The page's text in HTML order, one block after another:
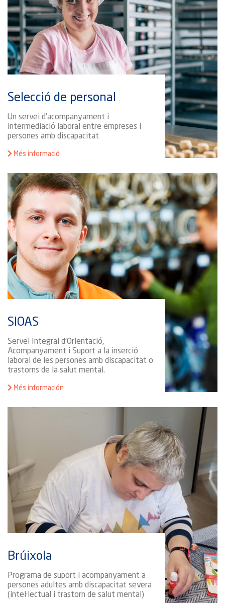
Selecció de personal
Un servei d’acompanyament i
intermediació laboral entre empreses i
persones amb discapacitat
Més informació
SIOAS
Servei Integral d'Orientació,
Acompanyament i Suport a la inserció
laboral de les persones amb discapacitat o
trastorns de la salut mental.
Més información
Brúixola
Programa de suport i acompanyament a
persones adultes amb discapacitat severa
(intel·lectual i trastorn de salut mental)